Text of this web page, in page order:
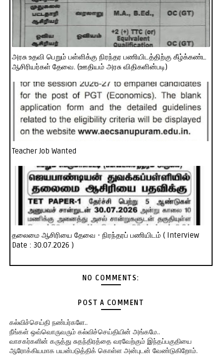
அரசு உதவி பெறும் பள்ளிக்கு நிரந்தர பணியிடத்திற்கு கீழ்க்கண்ட
ஆசிரியர்கள் தேவை. (ஊதியம் அரசு விதிகளின்படி)
Teacher Job Wanted
தலைமை ஆசிரியை தேவை - நிரந்தரப் பணியிடம் ( Interview
Date : 30.07.2026 )
NO COMMENTS:
POST A COMMENT
கல்விச்செய்தி நண்பர்களே..
நீங்கள் ஒவ்வொருவரும் கல்விச்செய்தியின் அங்கமே..
வாசகர்களின் கருத்து சுதந்திரத்தை வரவேற்கும் இந்தப்பகுதியை
ஆரோக்கியமாக பயன்படுத்திக் கொள்ள அன்புடன் வேண்டுகிறோம்.